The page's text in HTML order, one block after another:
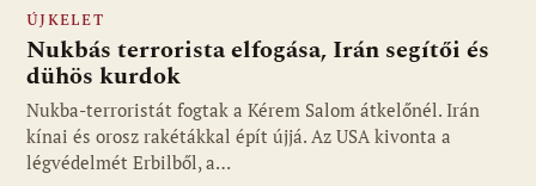
ÚJKELET
Nukbás terrorista elfogása, Irán segítői és
dühös kurdok
Nukba-terroristát fogtak a Kérem Salom átkelőnél. Irán
kínai és orosz rakétákkal épít újjá. Az USA kivonta a
légvédelmét Erbilből, a…